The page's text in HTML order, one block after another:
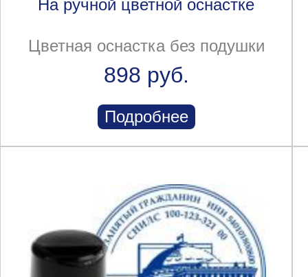
На ручной цветной оснастке
Цветная оснастка без подушки
898 руб.
Подробнее